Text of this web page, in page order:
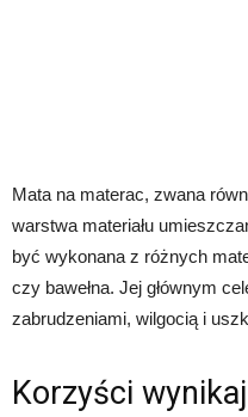
Mata na materac, zwana
warstwa materiału
być wykonana z różnych
czy bawełna. Jej głównym
zabrudzeniami, wilgocią i
Korzyści